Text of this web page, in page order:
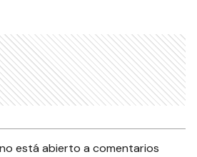
está abierto a comentarios